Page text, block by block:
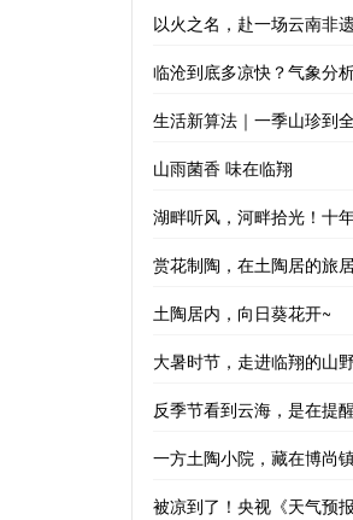
以火之名，赴一场云南非
山雨菌香 味在临翔
赏花制陶，在土陶居的旅
土陶居内，向日葵花开~
大暑时节，走进临翔的山
一方土陶小院，藏在博尚